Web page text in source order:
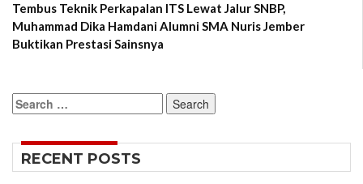
Tembus Teknik Perkapalan ITS Lewat Jalur SNBP,
Muhammad Dika Hamdani Alumni SMA Nuris Jember
Buktikan Prestasi Sainsnya
Search
for:
RECENT POSTS